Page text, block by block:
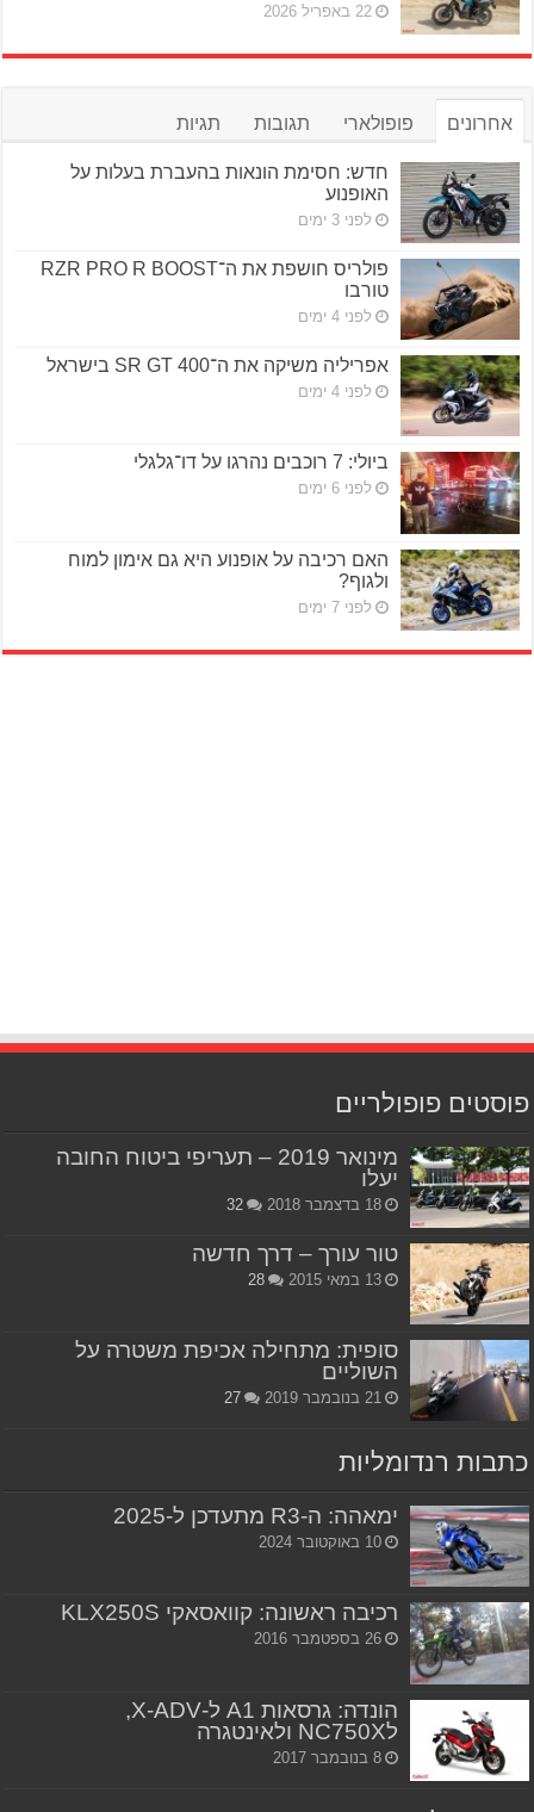
22 באפריל 2026
אחרונים פופולארי תגובות תגיות
חדש: חסימת הונאות בהעברת בעלות על
האופנוע
לפני 3 ימים
פולריס חושפת את ה־RZR PRO R BOOST
טורבו
לפני 4 ימים
אפריליה משיקה את ה־SR GT 400 בישראל
לפני 4 ימים
ביולי: 7 רוכבים נהרגו על דו־גלגלי
לפני 6 ימים
האם רכיבה על אופנוע היא גם אימון למוח
ולגוף?
לפני 7 ימים
פוסטים פופולריים
מינואר 2019 – תעריפי ביטוח החובה
יעלו
18 בדצמבר 2018 32
טור עורך – דרך חדשה
13 במאי 2015 28
סופית: מתחילה אכיפת משטרה על
השוליים
21 בנובמבר 2019 27
כתבות רנדומליות
ימאהה: ה-R3 מתעדכן ל-2025
10 באוקטובר 2024
רכיבה ראשונה: קוואסאקי KLX250S
26 בספטמבר 2016
הונדה: גרסאות A1 ל-X-ADV,
לNC750X ולאינטגרה
8 בנובמבר 2017